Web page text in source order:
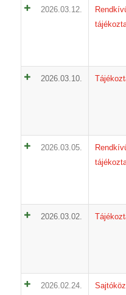
2026.03.12.
2026.03.10.
2026.03.05.
2026.03.02.
2026.02.24.